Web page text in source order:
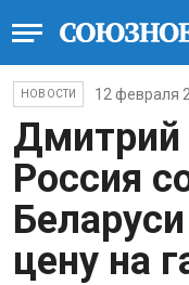
НОВОСТИ 12 февраля
Дмитрий
Россия
цену на